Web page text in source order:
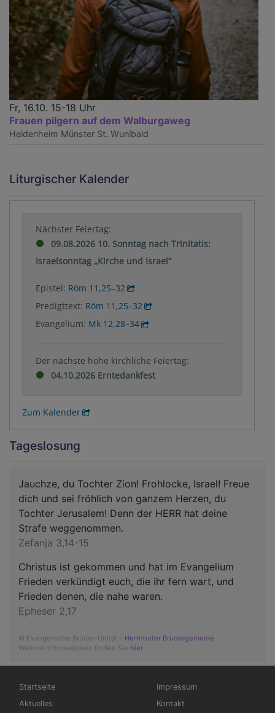
Fr, 16.10. 15-18 Uhr
Frauen pilgern auf dem Walburgaweg
Heidenheim Münster St. Wunibald
Liturgischer Kalender
Nächster Feiertag:
09.08.2026 10. Sonntag nach Trinitatis:
Israelsonntag „Kirche und Israel“
Epistel: Röm 11,25–32
Predigttext: Röm 11,25–32
Evangelium: Mk 12,28–34
Der nächste hohe kirchliche Feiertag:
04.10.2026 Erntedankfest
Zum Kalender
Tageslosung
Jauchze, du Tochter Zion! Frohlocke, Israel! Freue
dich und sei fröhlich von ganzem Herzen, du
Tochter Jerusalem! Denn der HERR hat deine
Strafe weggenommen.
Zefanja 3,14-15
Christus ist gekommen und hat im Evangelium
Frieden verkündigt euch, die ihr fern wart, und
Frieden denen, die nahe waren.
Epheser 2,17
© Evangelische Brüder-Unität – Herrnhuter Brüdergemeine
Weitere Informationen finden Sie hier .
Hauptnavigation
Startseite
Aktuelles
Fußbereichsmenü
Impressum
Kontakt